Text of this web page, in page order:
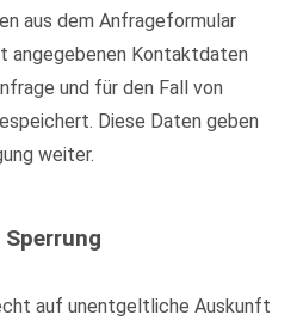
aus dem Anfrageformular
angegebenen Kontaktdaten
und für den Fall von
Diese Daten geben
weiter.
auf unentgeltliche Auskunft